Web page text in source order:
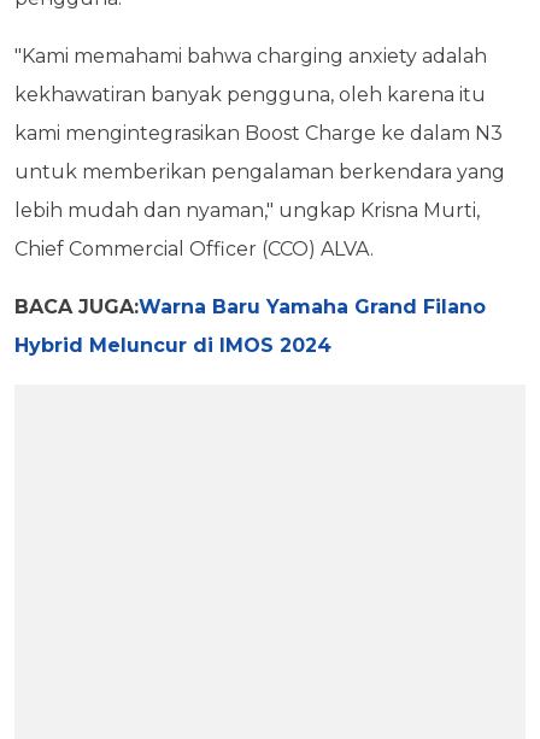
"Kami memahami bahwa charging anxiety adalah
kekhawatiran banyak pengguna, oleh karena itu
kami mengintegrasikan Boost Charge ke dalam N3
untuk memberikan pengalaman berkendara yang
lebih mudah dan nyaman," ungkap Krisna Murti,
Chief Commercial Officer (CCO) ALVA.
BACA JUGA:Warna Baru Yamaha Grand Filano
Hybrid Meluncur di IMOS 2024